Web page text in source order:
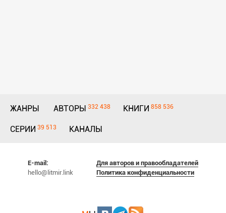
ЖАНРЫ АВТОРЫ 332 438 КНИГИ 858 536
СЕРИИ 39 513 КАНАЛЫ
E-mail:
hello@litmir.link
Для авторов и правообладателей
Политика конфиденциальности